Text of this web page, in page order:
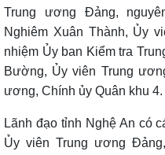
Trung ương Đảng,
Nghiêm Xuân Thành, Ủy
nhiệm Ủy ban Kiểm tra
Bường, Ủy viên Trung
ương, Chính ủy Quân khu 4.
Lãnh đạo tỉnh Nghệ An có
Ủy viên Trung ương